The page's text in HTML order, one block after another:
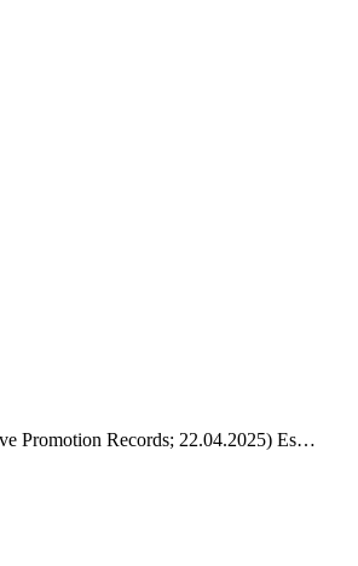
Promotion Records; 22.04.2025) Es…